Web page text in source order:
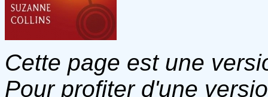
Cette page est une
Pour profiter d'une